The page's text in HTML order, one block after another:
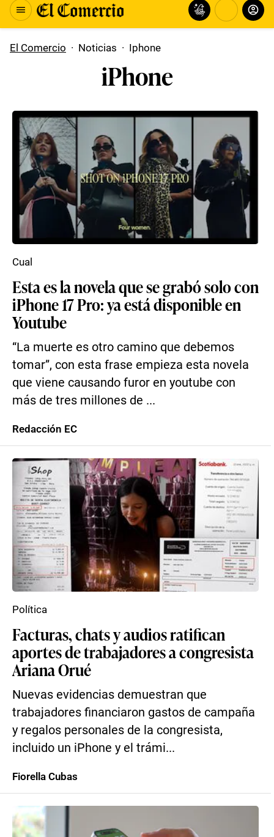
El Comercio · Noticias · Iphone
iPhone
Esta es la novela que se grabó solo con
iPhone 17 Pro: ya está disponible en
Youtube
“La muerte es otro camino que debemos
tomar”, con esta frase empieza esta novela
que viene causando furor en youtube con
más de tres millones de ...
Cual
Redacción EC
Facturas, chats y audios ratifican
aportes de trabajadores a congresista
Ariana Orué
Nuevas evidencias demuestran que
trabajadores financiaron gastos de campaña
y regalos personales de la congresista,
incluido un iPhone y el trámi...
Política
Fiorella Cubas